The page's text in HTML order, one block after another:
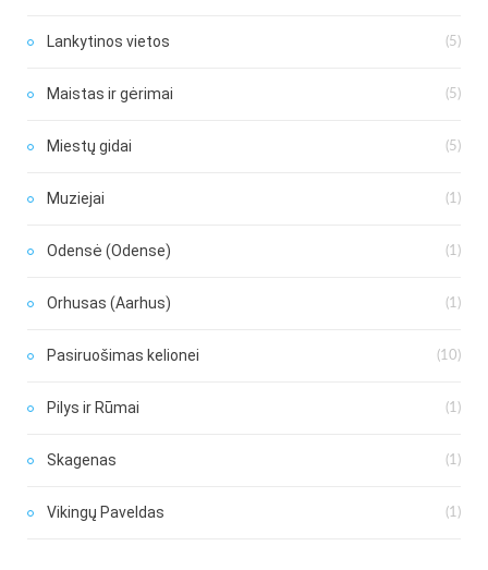
Lankytinos vietos (5)
Maistas ir gėrimai (5)
Miestų gidai (5)
Muziejai (1)
Odensė (Odense) (1)
Orhusas (Aarhus) (1)
Pasiruošimas kelionei (10)
Pilys ir Rūmai (1)
Skagenas (1)
Vikingų Paveldas (1)